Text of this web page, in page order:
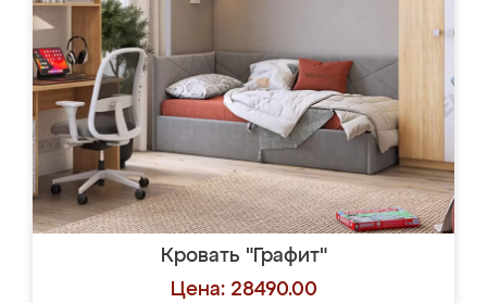
Кровать "Графит"
Цена: 28490.00